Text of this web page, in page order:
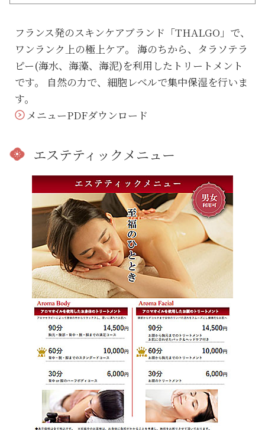
フランス発のスキンケアブランド「THALGO」で、
ワンランク上の極上ケア。 海のちから、タラソテラ
ピー(海水、海藻、海泥)を利用したトリートメント
です。 自然の力で、細胞レベルで集中保湿を行いま
す。
メニューPDFダウンロード
エステティックメニュー